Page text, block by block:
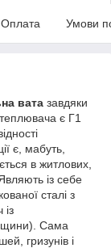
Оплата Умови
вата завдяки
є Г1
є, мабуть,
в житлових,
із себе
сталі з
Сама
гризунів і